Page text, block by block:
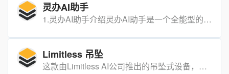
灵办AI助手
1.灵办AI助手介绍灵办AI助手是一个全能型的人工智能工具，旨在通过多种功能提升用户的工作和学习效率。它通[…]
Limitless 吊坠
这款由Limitless AI公司推出的吊坠式设备，自称为世界上最小的AI可穿戴设备，专注于提升用户的注意力和记忆力，尤其在会议和谈话等对话场景中表现出色。【需要科学上网】